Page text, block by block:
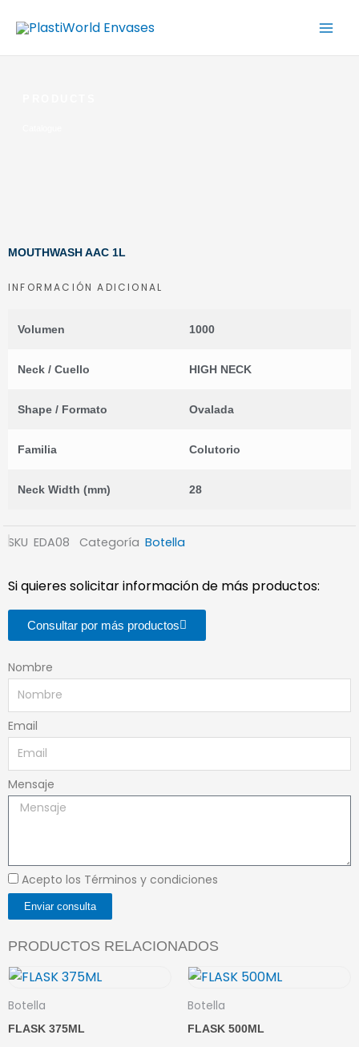
contenido
MOUTHWASH AAC 1L
INFORMACIÓN ADICIONAL
Volumen 1000
Neck / Cuello HIGH NECK
Shape / Formato Ovalada
Familia Colutorio
Neck Width (mm) 28
SKU EDA08 Categoría Botella
Si quieres solicitar información de más productos:
Consultar por más productos
Nombre
Email
Mensaje
Acepto los Términos y condiciones
Enviar consulta
PRODUCTOS RELACIONADOS
Botella
FLASK 375ML
Botella
FLASK 500ML